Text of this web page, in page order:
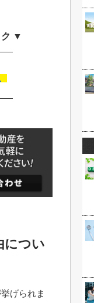
ク ▼
につい
げられま